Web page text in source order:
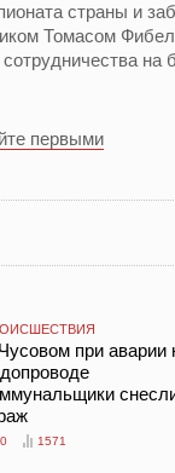
страны и
Томасом
первыми
при аварии
0 1571